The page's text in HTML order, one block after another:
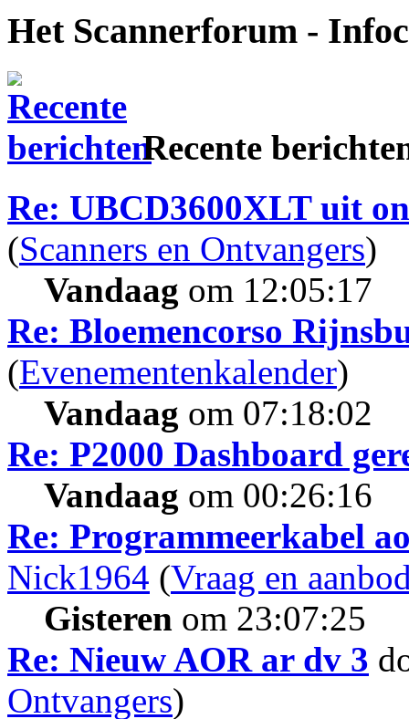
Het Scannerforum -
Recente
Re: UBCD3600XLT uit
(Scanners en Ontvangers)
Vandaag om 12:05:17
Re: Bloemencorso
(Evenementenkalender)
Vandaag om 07:18:02
Re: P2000 Dashboard
Vandaag om 00:26:16
Re: Programmeerkabel
Nick1964 (Vraag en
Gisteren om 23:07:25
Re: Nieuw AOR ar dv 3
Ontvangers)